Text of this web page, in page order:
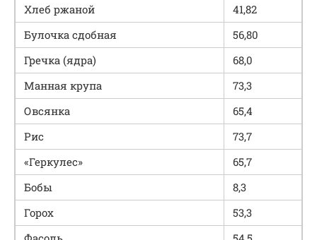
Хлеб ржаной
41,82
Булочка сдобная
56,80
Гречка (ядра)
68,0
Манная крупа
73,3
Овсянка
65,4
Рис
73,7
«Геркулес»
65,7
Бобы
8,3
Горох
53,3